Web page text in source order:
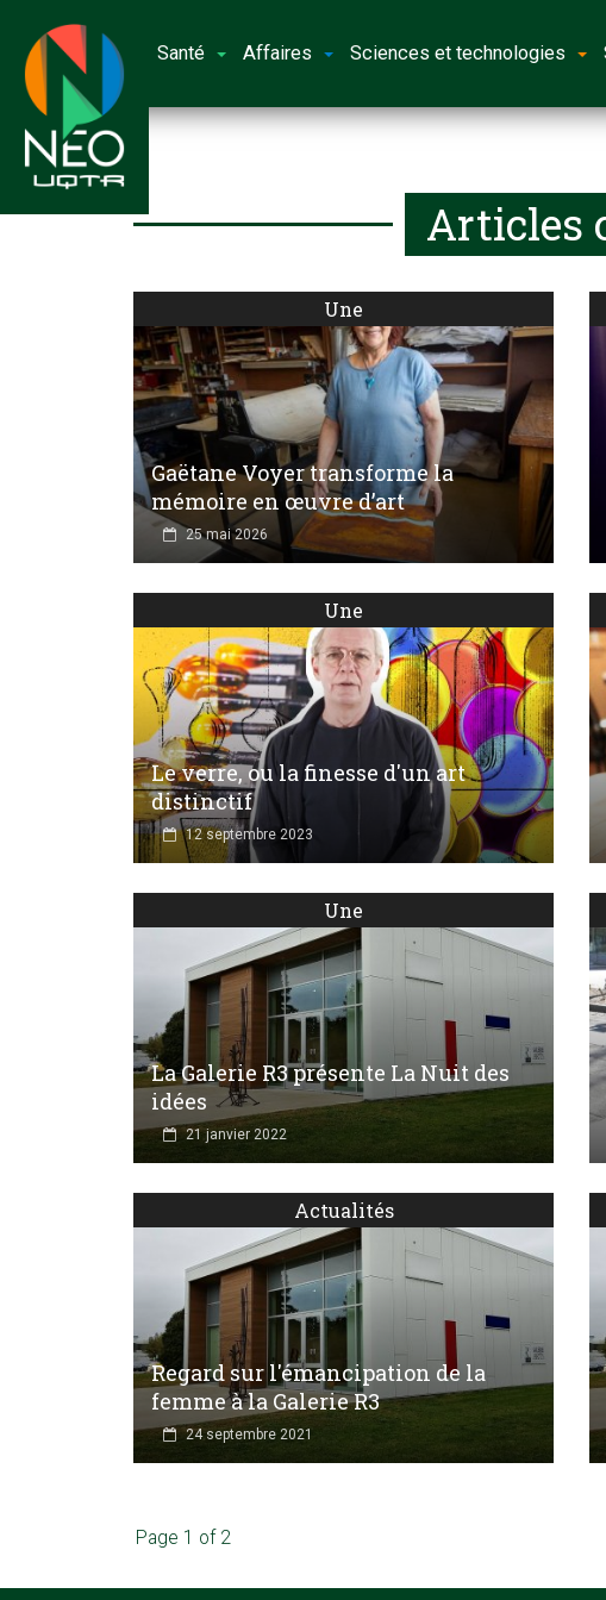
Santé Affaires Sciences et technologies
Articles
Une
Gaëtane Voyer transforme la
mémoire en œuvre d’art
25 mai 2026
Une
Le verre, ou la finesse d'un art
distinctif
12 septembre 2023
Une
La Galerie R3 présente La Nuit des
idées
21 janvier 2022
Actualités
Regard sur l'émancipation de la
femme à la Galerie R3
24 septembre 2021
Page 1 of 2